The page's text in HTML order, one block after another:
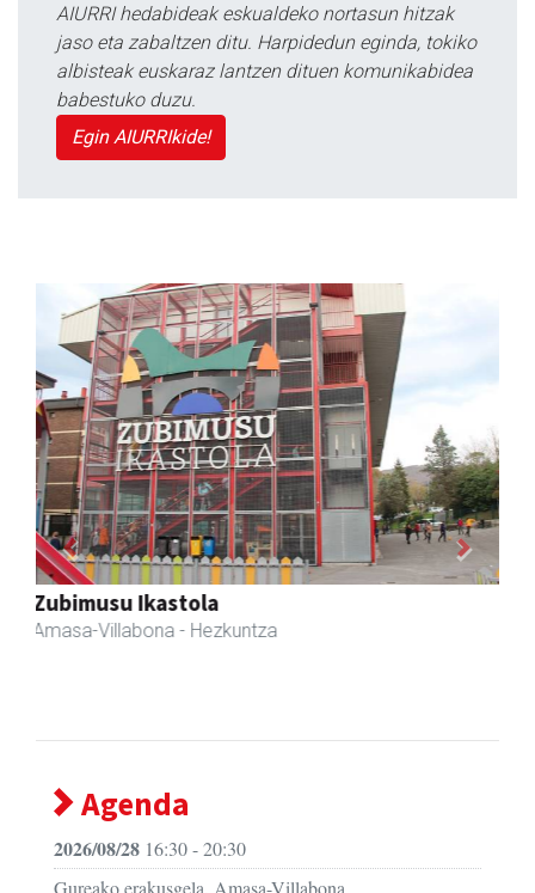
AIURRI hedabideak eskualdeko nortasun hitzak
jaso eta zabaltzen ditu. Harpidedun eginda, tokiko
albisteak euskaraz lantzen dituen komunikabidea
babestuko duzu.
Egin AIURRIkide!
Amane
Amasa-Villabona - Arropa-dendak
Previous Next
Agenda
2026/08/28 16:30 - 20:30
Gureako erakusgela, Amasa-Villabona